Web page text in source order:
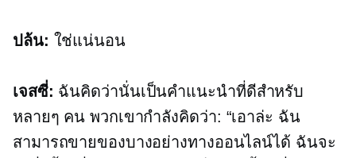
ปล้น: ใช่แน่นอน
เจสซี่: ฉันคิดว่านั่นเป็นคำแนะนำที่ดีสำหรับ
หลายๆ คน พวกเขากำลังคิดว่า: “เอาล่ะ ฉัน
สามารถขายของบางอย่างทางออนไลน์ได้ ฉันจะ